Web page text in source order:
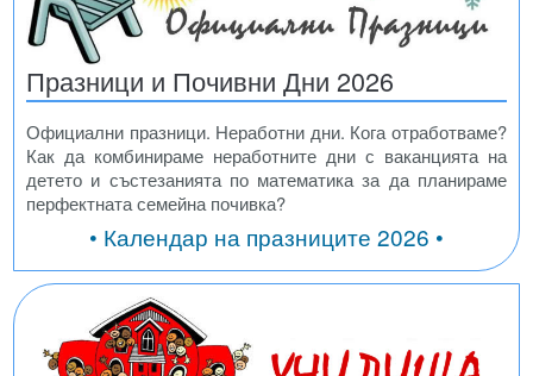
Празници и Почивни Дни 2026
Официални празници. Неработни дни. Кога отработваме?
Как да комбинираме неработните дни с ваканцията на
детето и състезанията по математика за да планираме
перфектната семейна почивка?
• Календар на празниците 2026 •